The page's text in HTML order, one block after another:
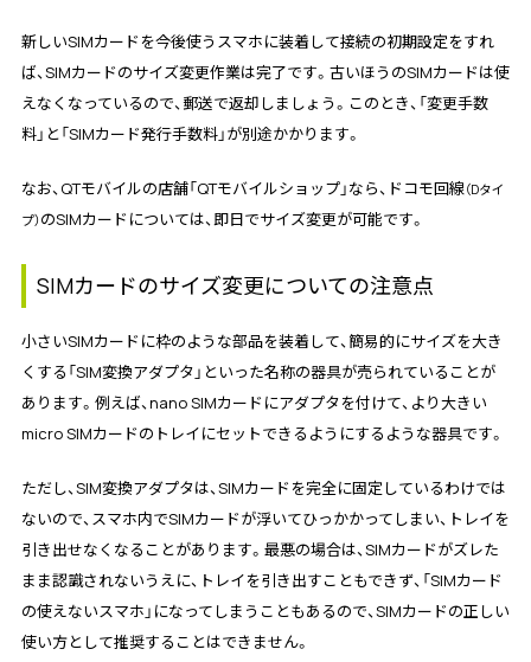
新しいSIMカードを今後使うスマホに装着して接続の初期設定をすれ
ば、SIMカードのサイズ変更作業は完了です。古いほうのSIMカードは使
えなくなっているので、郵送で返却しましょう。このとき、「変更手数
料」と「SIMカード発行手数料」が別途かかります。
なお、QTモバイルの店舗「QTモバイルショップ」なら、ドコモ回線（Dタイ
プ） のSIMカードについては、即日でサイズ変更が可能です。
SIMカードのサイズ変更についての注意点
小さいSIMカードに枠のような部品を装着して、簡易的にサイズを大き
くする「SIM変換アダプタ」といった名称の器具が売られていることが
あります。例えば、nano SIMカードにアダプタを付けて、より大きい
micro SIMカードのトレイにセットできるようにするような器具です。
ただし、SIM変換アダプタは、SIMカードを完全に固定しているわけでは
ないので、スマホ内でSIMカードが浮いてひっかかってしまい、トレイを
引き出せなくなることがあります。最悪の場合は、SIMカードがズレた
まま認識されないうえに、トレイを引き出すこともできず、「SIMカード
の使えないスマホ」になってしまうこともあるので、SIMカードの正しい
使い方として推奨することはできません。